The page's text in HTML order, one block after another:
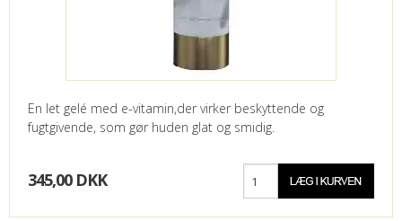
En let gelé med e-vitamin,der virker beskyttende og
fugtgivende, som gør huden glat og smidig.
345,00 DKK